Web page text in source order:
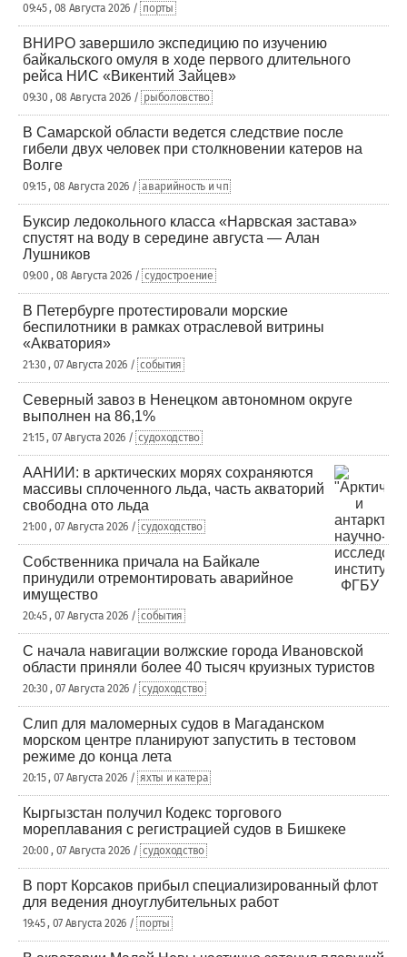
09:45 , 08 Августа 2026 / порты
ВНИРО завершило экспедицию по изучению
байкальского омуля в ходе первого длительного
рейса НИС «Викентий Зайцев»
09:30 , 08 Августа 2026 / рыболовство
В Самарской области ведется следствие после
гибели двух человек при столкновении катеров на
Волге
09:15 , 08 Августа 2026 / аварийность и чп
Буксир ледокольного класса «Нарвская застава»
спустят на воду в середине августа — Алан
Лушников
09:00 , 08 Августа 2026 / судостроение
В Петербурге протестировали морские
беспилотники в рамках отраслевой витрины
«Акватория»
21:30 , 07 Августа 2026 / события
Северный завоз в Ненецком автономном округе
выполнен на 86,1%
21:15 , 07 Августа 2026 / судоходство
ААНИИ: в арктических морях сохраняются
массивы сплоченного льда, часть акваторий
свободна ото льда
21:00 , 07 Августа 2026 / судоходство
Собственника причала на Байкале
принудили отремонтировать аварийное
имущество
20:45 , 07 Августа 2026 / события
С начала навигации волжские города Ивановской
области приняли более 40 тысяч круизных туристов
20:30 , 07 Августа 2026 / судоходство
Слип для маломерных судов в Магаданском
морском центре планируют запустить в тестовом
режиме до конца лета
20:15 , 07 Августа 2026 / яхты и катера
Кыргызстан получил Кодекс торгового
мореплавания с регистрацией судов в Бишкеке
20:00 , 07 Августа 2026 / судоходство
В порт Корсаков прибыл специализированный флот
для ведения дноуглубительных работ
19:45 , 07 Августа 2026 / порты